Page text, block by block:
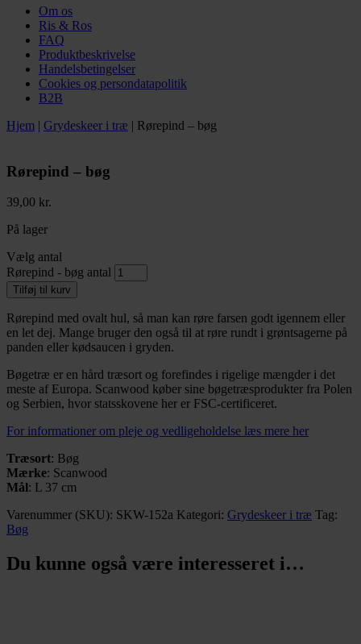
Om os
Ris & Ros
FAQ
Produktbeskrivelse
Handelsbetingelser
Cookies og persondatapolitik
B2B
Hjem | Grydeskeer i træ | Rørepind – bøg
Rørepind – bøg
39,00 kr.
På lager
Vælg antal
Rørepind - bøg antal
Tilføj til kurv
Rørepind med ovalt hul, så man kan røre farsen godt igennem eller
en let dej. Mange bruger den også til at røre rundt i grøntsagerne på
panden eller kødsaucen i gryden.
Bøgetræ er en hård træsort og forefindes i rigelige mængder i det
meste af Europa. Scanwood køber sine bøgetræsprodukter fra Polen
og Serbien, hvor statsskovene her er FSC-certificeret.
For informationer om pleje og vedligeholdelse læs mere her
Træsort: Bøg
Mærke: Scanwood
Mål: L 37 cm
Varenummer (SKU): SKW-152a Kategori: Grydeskeer i træ Tag:
Bøg
Du kunne også være interesseret i…